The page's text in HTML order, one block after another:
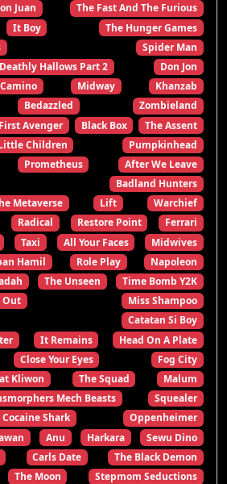
Juan
The Fast And The Furious
It Boy
The Hunger Games
Spider Man
Hallows Part 2
Don Jon
Camino Midway
Khanzab
Bedazzled
Zombieland
Avenger
Black Box
The Assent
Children
Pumpkinhead
Prometheus
After We Leave
Badland Hunters
Metaverse
Lift
Warchief
Radical Restore Point
Ferrari
Taxi All Your Faces
Midwives
Hamil Role Play
Napoleon
The Unseen
Time Bomb Y2K
Out
Miss Shampoo
Catatan Si Boy
It Remains
Head On A Plate
Close Your Eyes
Fog City
Kliwon
The Squad
Malum
Mech Beasts
Squealer
Cocaine Shark
Oppenheimer
Anu Harkara
Sewu Dino
Carls Date
The Black Demon
The Moon
Stepmom Seductions